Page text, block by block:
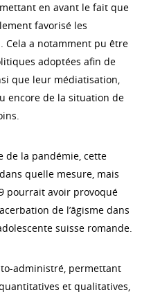
en avant le fait que
favorisé les
Cela a notamment pu être
adoptées afin de
que leur médiatisation,
encore de la situation de
de la pandémie, cette
quelle mesure, mais
pourrait avoir provoqué
de l’âgisme dans
suisse romande.
administré, permettant
et qualitatives,